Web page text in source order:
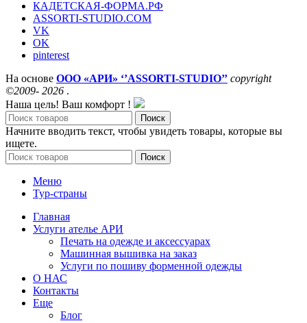
КАДЕТСКАЯ-ФОРМА.РФ
ASSORTI-STUDIO.COM
VK
OK
pinterest
На основе ООО «АРИ» ‘’ASSORTI-STUDIO’’ copyright
©2009- 2026 .
Наша цель! Ваш комфорт !
Поиск
Начните вводить текст, чтобы увидеть товары, которые вы
ищете.
Поиск
Меню
Тур-страны
Главная
Услуги ателье АРИ
Печать на одежде и аксессуарах
Машинная вышивка на заказ
Услуги по пошиву форменной одежды
О НАС
Контакты
Еще
Блог